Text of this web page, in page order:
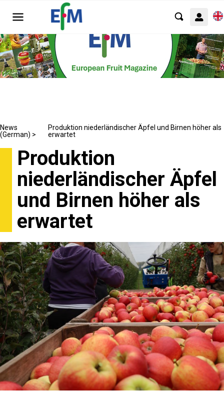
News
(German) >
Produktion niederländischer Äpfel und Birnen höher als
erwartet
Produktion
niederländischer Äpfel
und Birnen höher als
erwartet